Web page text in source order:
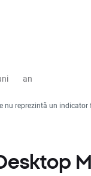
an
nu reprezintă un